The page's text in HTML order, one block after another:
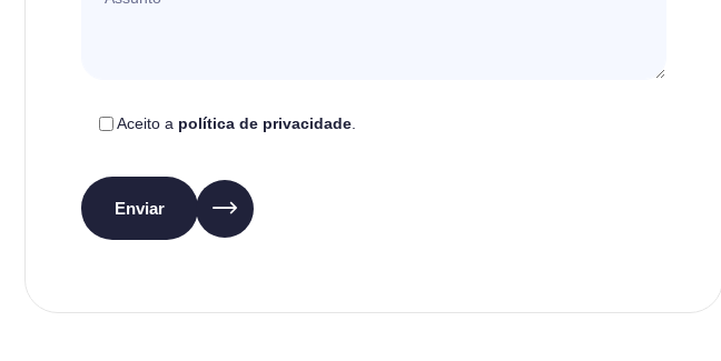
Aceito a política de privacidade
Enviar